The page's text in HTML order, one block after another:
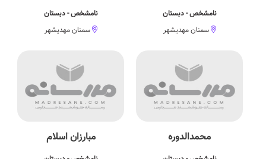
نامشخص - دبستان
سمنان مهدیشهر
نامشخص - دبستان
سمنان مهدیشهر
محمدالدوره مبارزان اسلام